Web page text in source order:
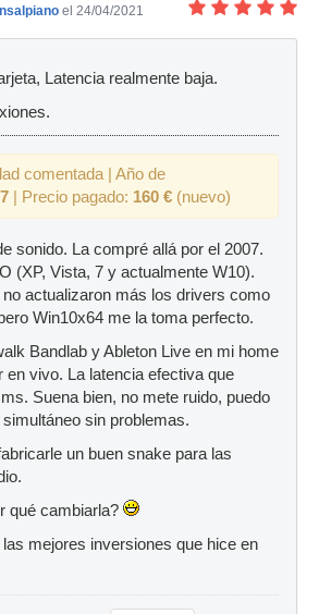
el 24/04/2021
Latencia realmente baja.
comentada | Año de
| Precio pagado: 160 € (nuevo)
sonido. La compré allá por el 2007.
(XP, Vista, 7 y actualmente W10).
no actualizaron más los drivers como
Win10x64 me la toma perfecto.
Bandlab y Ableton Live en mi home
en vivo. La latencia efectiva que
Suena bien, no mete ruido, puedo
sin problemas.
un buen snake para las
qué cambiarla?
mejores inversiones que hice en